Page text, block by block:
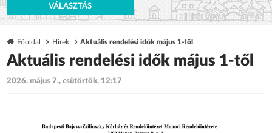
VÁLASZTÁS
Főoldal Hírek Aktuális rendelési idők május 1-től
Aktuális rendelési idők május 1-től
2026. május 7., csütörtök, 12:17